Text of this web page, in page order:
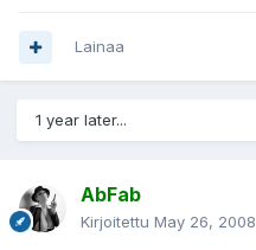
Lainaa
1 year later...
AbFab
Kirjoitettu May 26, 2008